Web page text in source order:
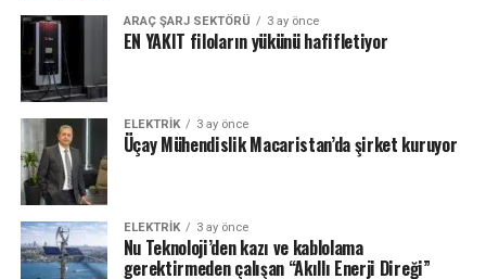
ARAÇ ŞARJ SEKTÖRÜ 3 ay önce
EN YAKIT filoların yükünü hafifletiyor
ELEKTRİK 3 ay önce
Üçay Mühendislik Macaristan’da şirket kuruyor
ELEKTRİK 3 ay önce
Nu Teknoloji’den kazı ve kablolama
gerektirmeden çalışan “Akıllı Enerji Direği”